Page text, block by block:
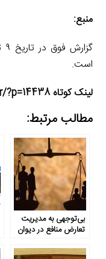
منبع:
گزارش فوق در تاریخ ۹ تیرماه ۱۳۹۹ در
است.
لینک کوتاه https://iran-bssc.ir/?p=14438
مطالب مرتبط:
بی‌توجهی به مدیریت
تعارض منافع در دیوان